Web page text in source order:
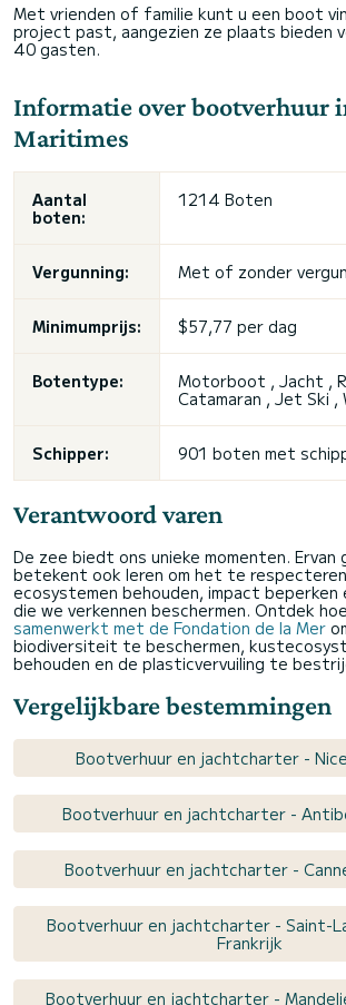
Met vrienden of familie kunt u een boot
project past, aangezien ze plaats bieden
40 gasten.
Informatie over bootverhuur
Maritimes
Aantal
boten:
1214 Boten
Vergunning: Met of zonder
Minimumprijs: $57,77 per dag
Botentype:
Motorboot , Jacht ,
Catamaran ,Jet Ski ,
Schipper: 901 boten met
Verantwoord varen
De zee biedt ons unieke momenten. Ervan
betekent ook leren om het te
ecosystemen behouden, impact beperken
die we verkennen beschermen. Ontdek hoe
samenwerkt met de Fondation de la Mer
biodiversiteit te beschermen,
behouden en de plasticvervuiling te
Vergelijkbare bestemmingen
Bootverhuur en jachtcharter -
Bootverhuur en jachtcharter -
Bootverhuur en jachtcharter -
Bootverhuur en jachtcharter - Saint-
Frankrijk
Bootverhuur en jachtcharter -